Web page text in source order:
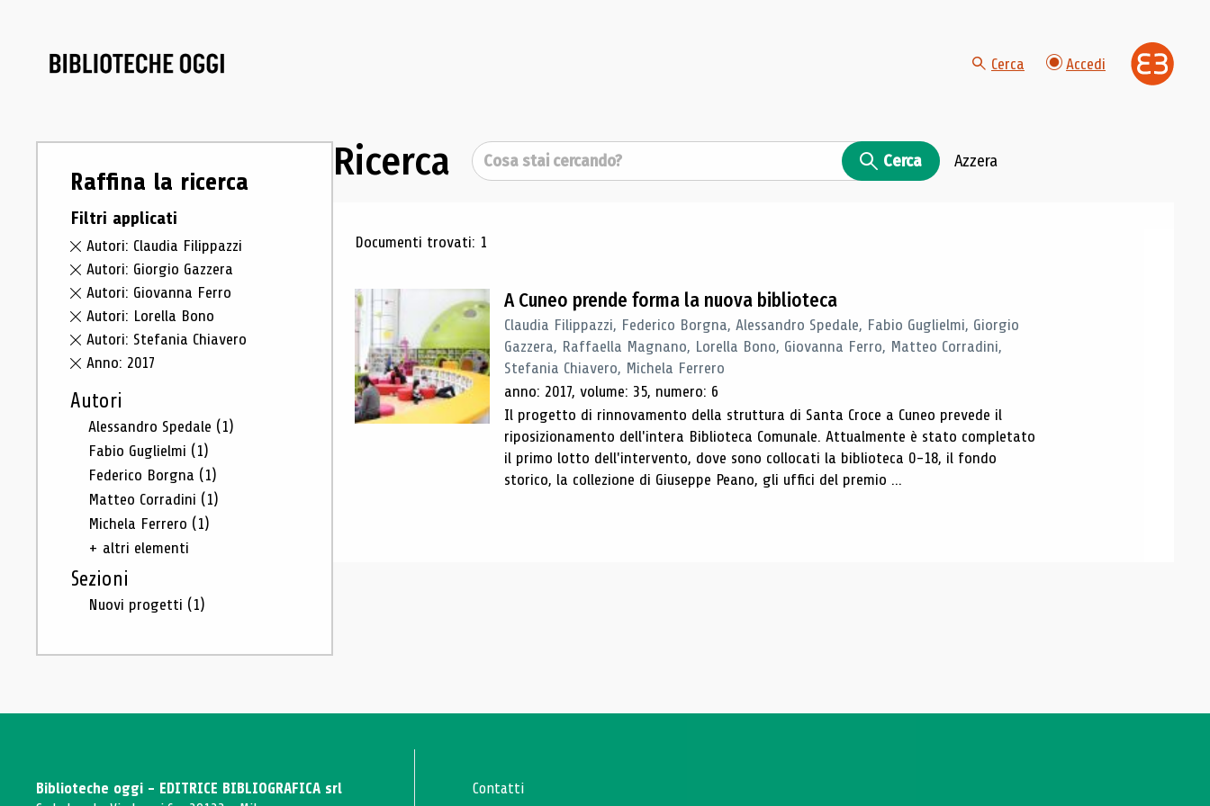
Cerca Accedi
Raffina la ricerca
Filtri applicati
Autori: Claudia Filippazzi
Autori: Giorgio Gazzera
Autori: Giovanna Ferro
Autori: Lorella Bono
Autori: Stefania Chiavero
Anno: 2017
Autori
Alessandro Spedale (1)
Fabio Guglielmi (1)
Federico Borgna (1)
Matteo Corradini (1)
Michela Ferrero (1)
+ altri elementi
Sezioni
Nuovi progetti (1)
Ricerca Cerca Cerca Azzera
Risultati di ricerca
Documenti trovati: 1
A Cuneo prende forma la nuova biblioteca
Claudia Filippazzi, Federico Borgna, Alessandro Spedale, Fabio Guglielmi, Giorgio
Gazzera, Raffaella Magnano, Lorella Bono, Giovanna Ferro, Matteo Corradini,
Stefania Chiavero, Michela Ferrero
anno: 2017, volume: 35, numero: 6
Il progetto di rinnovamento della struttura di Santa Croce a Cuneo prevede il
riposizionamento dell'intera Biblioteca Comunale. Attualmente è stato completato
il primo lotto dell'intervento, dove sono collocati la biblioteca 0-18, il fondo
storico, la collezione di Giuseppe Peano, gli uffici del premio ...
Biblioteche oggi - EDITRICE BIBLIOGRAFICA srl
Contatti